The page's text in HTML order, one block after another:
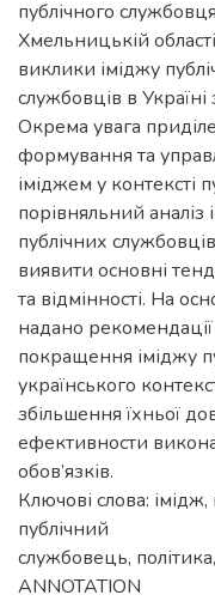
публічного
Хмельницькій
виклики іміджу
службовців в Україні
Окрема увага
формування та
іміджем у контексті
порівняльний аналіз
публічних
виявити основні
та відмінності. На
надано
покращення іміджу
українського
збільшення їхньої
ефективности
обов’язків.
Ключові слова: імідж,
публічний
службовець,
ANNOTATION